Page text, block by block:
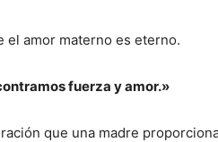
el amor materno es eterno.
fuerza y amor.»
que una madre